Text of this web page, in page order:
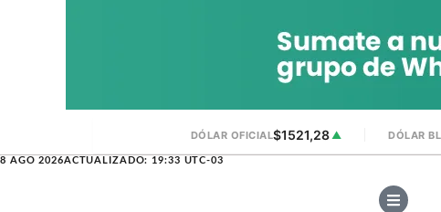
DÓLAR OFICIAL$1521,28 ▲ DÓLAR
8 AGO 2026ACTUALIZADO: 19:33 UTC-03